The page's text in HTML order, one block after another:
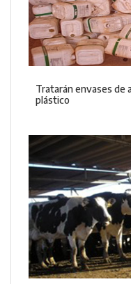
Tratarán envases de
plástico